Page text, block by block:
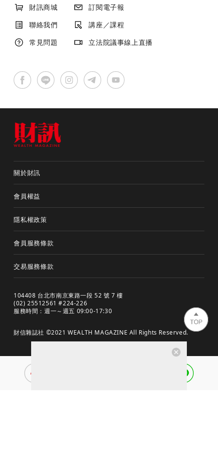
財訊商城
訂閱電子報
聯絡我們
講座／課程
常見問題
立法院議事線上直播
關於財訊
會員權益
隱私權政策
會員服務條款
交易服務條款
104408 台北市南京東路一段 52 號 7 樓
(02) 25512561 #224-226
服務時間：週一～週五 09:00-17:30
財信雜誌社 ©2021 WEALTH MAGAZINE All Rights Reserved.